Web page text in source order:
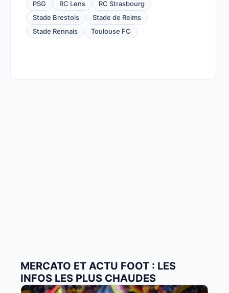
PSG RC Lens
RC Strasbourg
Stade Brestois
Stade de Reims
Stade Rennais
Toulouse FC
MERCATO ET ACTU FOOT : LES
INFOS LES PLUS CHAUDES